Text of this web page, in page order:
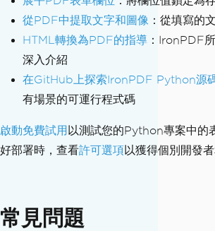
從PDF中提取文字和圖像 ：從填寫的
HTML轉換為PDF的指導 ：IronPDF
深入介紹
在GitHub上探索IronPDF Python源
有場景的可運行程式碼
啟動免費試用 以測試您的Python專案中的
好部署時，查看許可選項以獲得個別開發者
常見問題